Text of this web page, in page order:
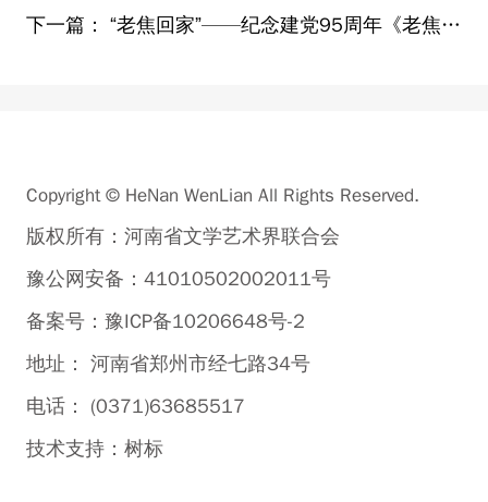
下一篇： “老焦回家”——纪念建党95周年《老焦》MTV作品发布赠送仪式在兰考举行
Copyright © HeNan WenLian All Rights Reserved.
版权所有：河南省文学艺术界联合会
豫公网安备：41010502002011号
备案号：豫ICP备10206648号-2
地址： 河南省郑州市经七路34号
电话： (0371)63685517
技术支持： 树标